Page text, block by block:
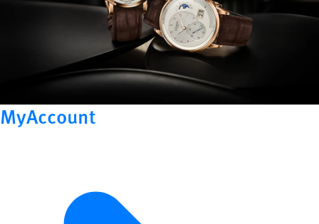
MyAccount